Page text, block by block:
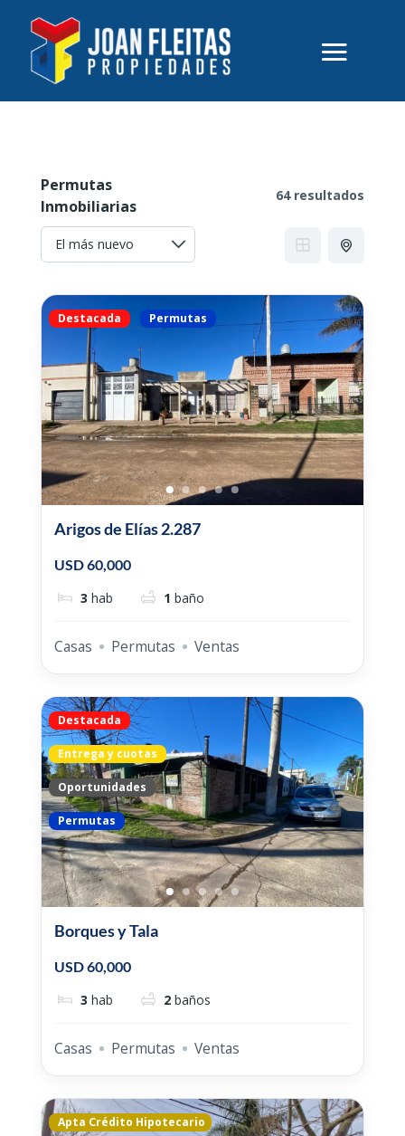
Permutas
Inmobiliarias
64 resultados
Destacada Permutas
Arigos de Elías 2.287
USD 60,000
3 hab 1 baño
Casas Permutas Ventas
Destacada
Entrega y cuotas
Oportunidades
Permutas
Borques y Tala
USD 60,000
3 hab 2 baños
Casas Permutas Ventas
Apta Crédito Hipotecario